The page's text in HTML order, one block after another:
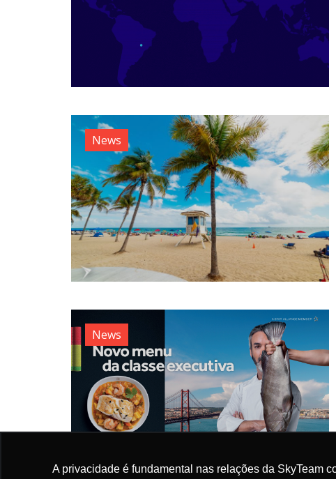
A privacidade é fundamental nas relações da SkyTeam
News
News